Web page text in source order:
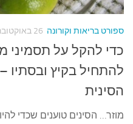
עצות סבתא
נווה הבלוגים
קשר משפחתי
פינת הנכד
כתבו אלינו
ספורט בריאות וקורונה 26 באוקטובר, 2017
כדי להקל על תסמיני
להתחיל בקיץ ובסתיו
הסינית
מוזר… הסינים טוענים שכדי